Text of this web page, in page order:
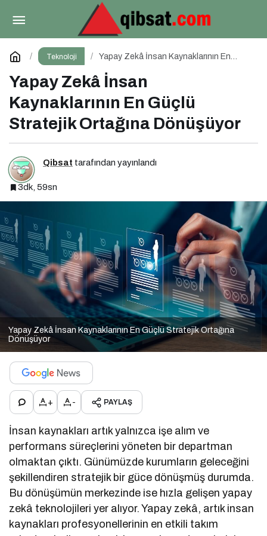
Teknoloji
Yapay Zekâ İnsan Kaynaklarının En
Yapay Zekâ İnsan
Kaynaklarının En Güçlü
Stratejik Ortağına Dönüşüyor
Qibsat tarafından yayınlandı
3dk, 59sn
Yapay Zekâ İnsan Kaynaklarının En Güçlü Stratejik Ortağına
Dönüşüyor
+ - PAYLAŞ
İnsan kaynakları artık yalnızca işe alım ve
performans süreçlerini yöneten bir departman
olmaktan çıktı. Günümüzde kurumların geleceğini
şekillendiren stratejik bir güce dönüşmüş durumda.
Bu dönüşümün merkezinde ise hızla gelişen yapay
zekâ teknolojileri yer alıyor. Yapay zekâ, artık insan
kaynakları profesyonellerinin en etkili takım
Zararlı SVG Dosyalarına Karşı Hazır Olun
Yorum Yap